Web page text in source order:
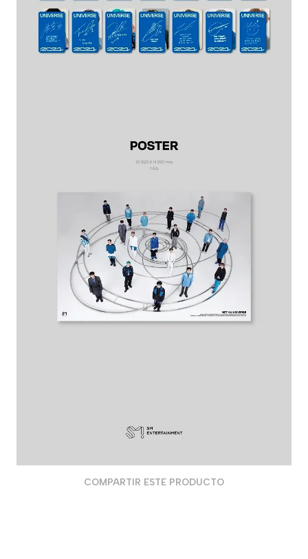
COMPARTIR ESTE PRODUCTO